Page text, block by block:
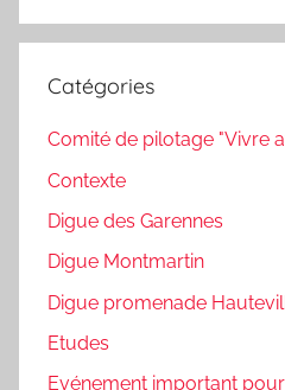
Catégories
Comité de pilotage "Vivre
Contexte
Digue des Garennes
Digue Montmartin
Digue promenade
Etudes
Evénement important